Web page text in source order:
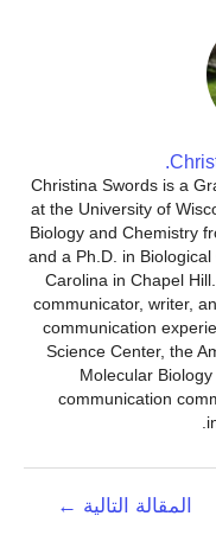
Christina Swords is a
at the University of
Biology and Chemistry
and a Ph.D. in
Carolina in Chapel
communicator, writer,
communication
Science Center, the
Molecular
communication
المقالة التالية ←